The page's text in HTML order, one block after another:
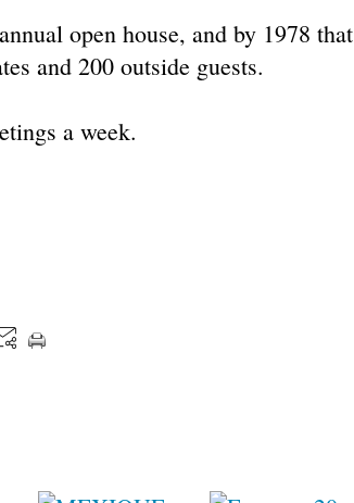
open house, and by 1978 that
and 200 outside guests.
a week.